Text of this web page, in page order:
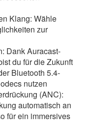
Klang: Wähle
zur
Dank Auracast-
du für die Zukunft
Bluetooth 5.4-
nutzen
(ANC):
automatisch an
für ein immersives